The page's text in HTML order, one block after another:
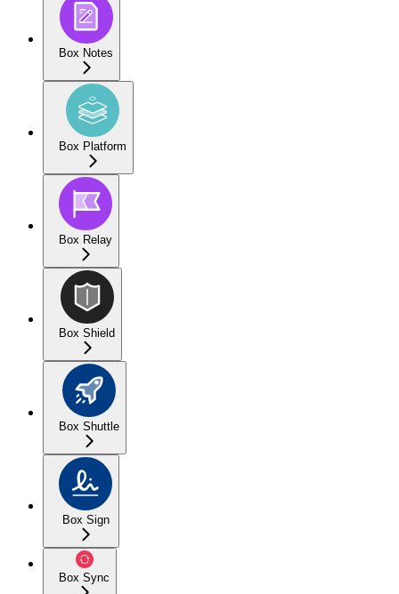
Box Notes
Box Platform
Box Relay
Box Shield
Box Shuttle
Box Sign
Box Sync